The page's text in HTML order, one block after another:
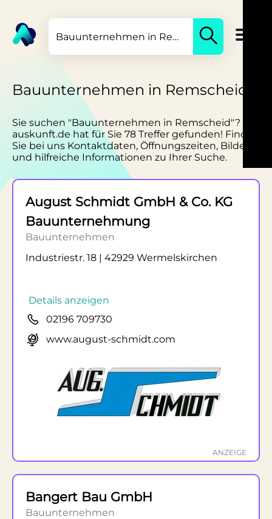
Bauunternehmen in Remscheid
Sie suchen "Bauunternehmen in Remscheid"?
auskunft.de hat für Sie 78 Treffer gefunden! Finden
Sie bei uns Kontaktdaten, Öffnungszeiten, Bilder
und hilfreiche Informationen zu Ihrer Suche.
August Schmidt GmbH & Co. KG
Bauunternehmung
Bauunternehmen
Industriestr. 18 | 42929 Wermelskirchen
Details anzeigen
02196 709730
www.august-schmidt.com
ANZEIGE
Bangert Bau GmbH
Bauunternehmen